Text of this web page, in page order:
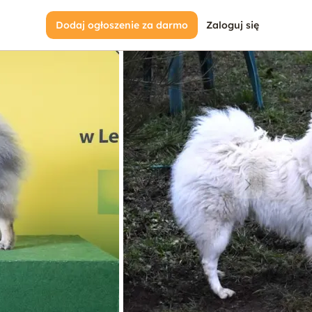
Dodaj ogłoszenie za darmo Zaloguj się